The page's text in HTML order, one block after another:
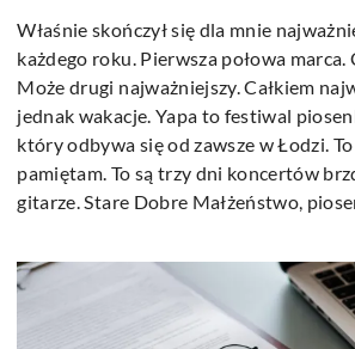
Właśnie skończył się dla mnie
każdego roku. Pierwsza połowa marca.
Może drugi najważniejszy. Całkiem
jednak wakacje. Yapa to festiwal
który odbywa się od zawsze w Łodzi.
pamiętam. To są trzy dni koncertów
gitarze. Stare Dobre Małżeństwo,